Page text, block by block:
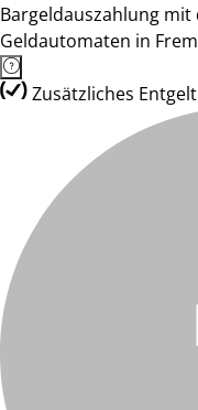
Bargeldauszahlung
Geldautomaten in
Zusätzliches